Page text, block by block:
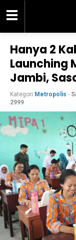
Hanya 2
Launching
Jambi,
Kategori Metropolis -
2999